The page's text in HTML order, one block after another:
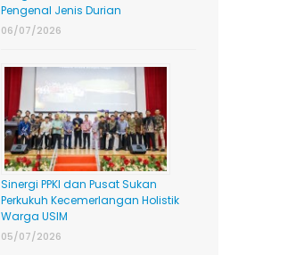
Pengenal Jenis Durian
06/07/2026
Sinergi PPKI dan Pusat Sukan
Perkukuh Kecemerlangan Holistik
Warga USIM
05/07/2026